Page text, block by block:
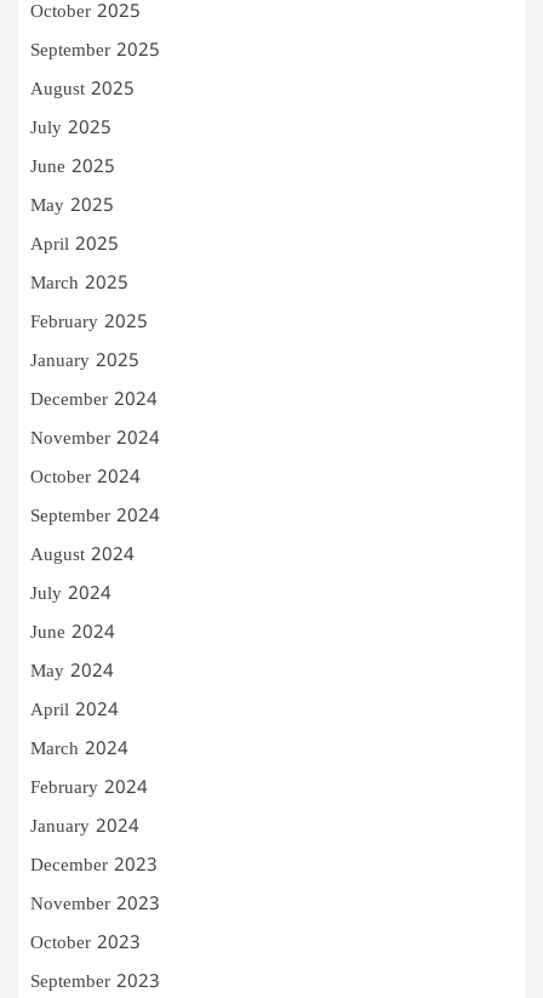
October 2025
September 2025
August 2025
July 2025
June 2025
May 2025
April 2025
March 2025
February 2025
January 2025
December 2024
November 2024
October 2024
September 2024
August 2024
July 2024
June 2024
May 2024
April 2024
March 2024
February 2024
January 2024
December 2023
November 2023
October 2023
September 2023